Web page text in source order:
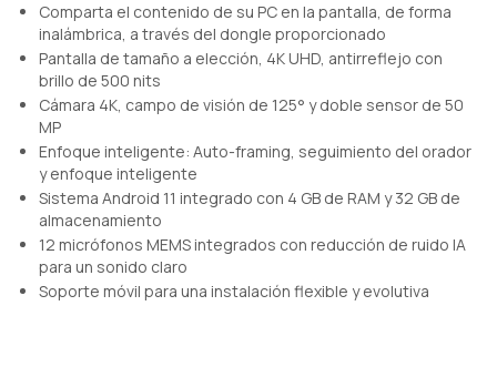
Comparta el contenido de su PC en la pantalla, de forma
inalámbrica, a través del dongle proporcionado
Pantalla de tamaño a elección, 4K UHD, antirreflejo con
brillo de 500 nits
Cámara 4K, campo de visión de 125° y doble sensor de 50
MP
Enfoque inteligente: Auto-framing, seguimiento del orador
y enfoque inteligente
Sistema Android 11 integrado con 4 GB de RAM y 32 GB de
almacenamiento
12 micrófonos MEMS integrados con reducción de ruido IA
para un sonido claro
Soporte móvil para una instalación flexible y evolutiva